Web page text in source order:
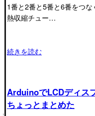
1番と2番と5番と6番をつな
熱収縮チュー…
続きを読む
ArduinoでLCDディス
ちょっとまとめた